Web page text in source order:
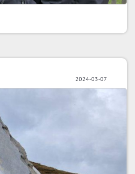
2024-03-07